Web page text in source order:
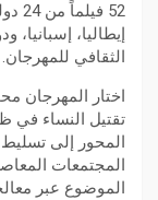
52
إيطاليا،
الثقافي للمهرجان.
اختار المهرجان
تقتيل النساء في
المحور إلى تسليط
المجتمعات
الموضوع عبر